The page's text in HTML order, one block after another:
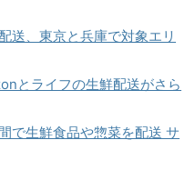
送、東京と兵庫で対象エリ
とライフの生鮮配送がさら
で生鮮食品や惣菜を配送 サ